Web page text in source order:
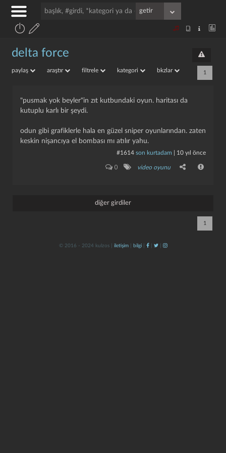
delta force
paylaş araştır filtrele kategori bkzlar 1
"pusmak yok beyler"in zıt kutbundaki oyun. haritası da
kutuplu karlı bir şeydi.
odun gibi grafiklerle hala en güzel sniper oyunlarından. zaten
keskin nişancıya el bombası mı atılır yahu.
#1614 son kurtadam 10 yıl önce
0 video oyunu
diğer girdiler
1
© 2016 - 2024 kulzos | iletişim| bilgi| | |